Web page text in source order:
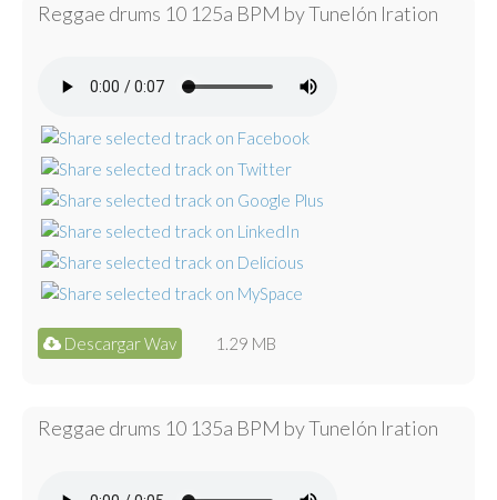
Reggae drums 10 125a BPM by Tunelón Iration
Descargar Wav 1.29 MB
Reggae drums 10 135a BPM by Tunelón Iration